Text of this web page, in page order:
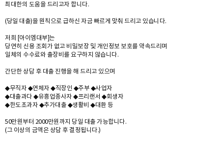
최대한의 도움을 드리고자 합니다.
(당일 대출)을 원칙으로 급하신 자금 빠르게 맞춰 드리고 있습니다.
저희 [아이엠대부]는
당연히 신용 조회가 없고 비밀보장 및 개인정보 보호를 약속드리며
일체의 수수료와 출장비를 요구하지 않습니다.
간단한 상담 후 대출 진행을 해 드리고 있으며
◆무직자 ◆연체자 ◆직장인 ◆주부 ◆사업자
◆대출과다 ◆유흥업종사자 ◆프리랜서 ◆회생자
◆한도초과자 ◆추가대출 ◆생활비 ◆대환 등
50만원부터 2000만원까지 당일 대출 가능합니다.
(그 이상의 금액은 상담 후 결정됩니다.)